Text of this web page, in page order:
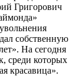
Григорович
собственную
На сегодня
среди которых
красавица».